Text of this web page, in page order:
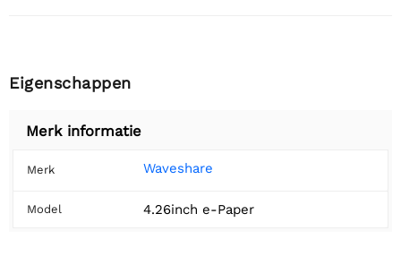
Eigenschappen
Merk informatie
Merk Waveshare
Model 4.26inch e-Paper